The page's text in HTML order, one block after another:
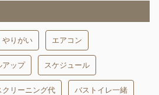
やりがい エアコン
アップ スケジュール
クリーニング代 バストイレ一緒